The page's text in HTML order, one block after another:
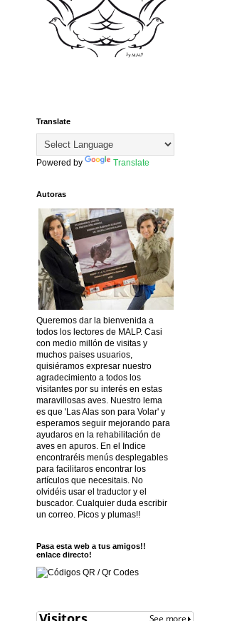
Translate
Powered by Translate
Autoras
Queremos dar la bienvenida a
todos los lectores de MALP. Casi
con medio millón de visitas y
muchos paises usuarios,
quisiéramos expresar nuestro
agradecimiento a todos los
visitantes por su interés en estas
maravillosas aves. Nuestro lema
es que 'Las Alas son para Volar' y
esperamos seguir mejorando para
ayudaros en la rehabilitación de
aves en apuros. En el Indice
encontraréis menús desplegables
para facilitaros encontrar los
artículos que necesitais. No
olvidéis usar el traductor y el
buscador. Cualquier duda escribir
un correo. Picos y plumas!!
Pasa esta web a tus amigos!!
enlace directo!